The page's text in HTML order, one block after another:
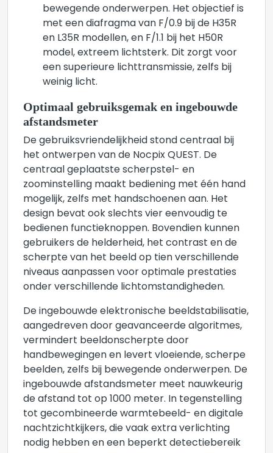
bewegende onderwerpen. Het objectief is
met een diafragma van F/0.9 bij de H35R
en L35R modellen, en F/1.1 bij het H50R
model, extreem lichtsterk. Dit zorgt voor
een superieure lichttransmissie, zelfs bij
weinig licht.
Optimaal gebruiksgemak en ingebouwde
afstandsmeter
De gebruiksvriendelijkheid stond centraal bij
het ontwerpen van de Nocpix QUEST. De
centraal geplaatste scherpstel- en
zoominstelling maakt bediening met één hand
mogelijk, zelfs met handschoenen aan. Het
design bevat ook slechts vier eenvoudig te
bedienen functieknoppen. Bovendien kunnen
gebruikers de helderheid, het contrast en de
scherpte van het beeld op tien verschillende
niveaus aanpassen voor optimale prestaties
onder verschillende lichtomstandigheden.
De ingebouwde elektronische beeldstabilisatie,
aangedreven door geavanceerde algoritmes,
vermindert beeldonscherpte door
handbewegingen en levert vloeiende, scherpe
beelden, zelfs bij bewegende onderwerpen. De
ingebouwde afstandsmeter meet nauwkeurig
de afstand tot op 1000 meter. In tegenstelling
tot gecombineerde warmtebeeld- en digitale
nachtzichtkijkers, die vaak extra verlichting
nodig hebben en een beperkt detectiebereik